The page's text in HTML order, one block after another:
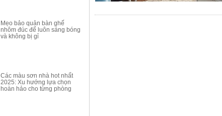
Mẹo bảo quản bàn ghế
nhôm đúc để luôn sáng bóng
và không bị gỉ
Các màu sơn nhà hot nhất
2025: Xu hướng lựa chọn
hoàn hảo cho từng phòng